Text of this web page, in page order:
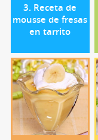
3. Receta de
mousse de fresas
en tarrito